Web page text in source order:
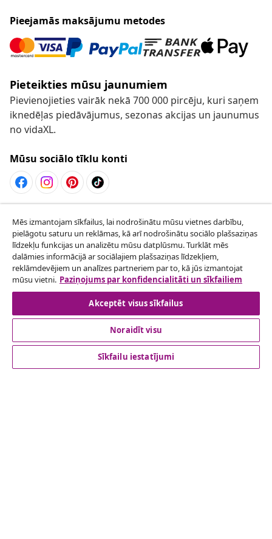
Pieejamās maksājumu metodes
Pieteikties mūsu jaunumiem
Pievienojieties vairāk nekā 700 000 pircēju, kuri saņem
iknedēļas piedāvājumus, sezonas akcijas un jaunumus
no vidaXL.
Mūsu sociālo tīklu konti
Atteikties no līguma
Iesniegt pieprasījumu par atteikšanos no
pasūtījuma.
Atteikties no līguma
klientu apkalpoanaš
Uzņēmējdarbība
Mēs izmantojam sīkfailus, lai nodrošinātu mūsu vietnes darbību,
pielāgotu saturu un reklāmas, kā arī nodrošinātu sociālo plašsaziņas
līdzekļu funkcijas un analizētu mūsu datplūsmu. Turklāt mēs
dalāmies informācijā ar sociālajiem plašsaziņas līdzekļiem,
reklāmdevējiem un analīzes partneriem par to, kā jūs izmantojat
mūsu vietni. Paziņojums par konfidencialitāti un sīkfailiem
Akceptēt visus sīkfailus
Noraidīt visu
Sīkfailu iestatījumi